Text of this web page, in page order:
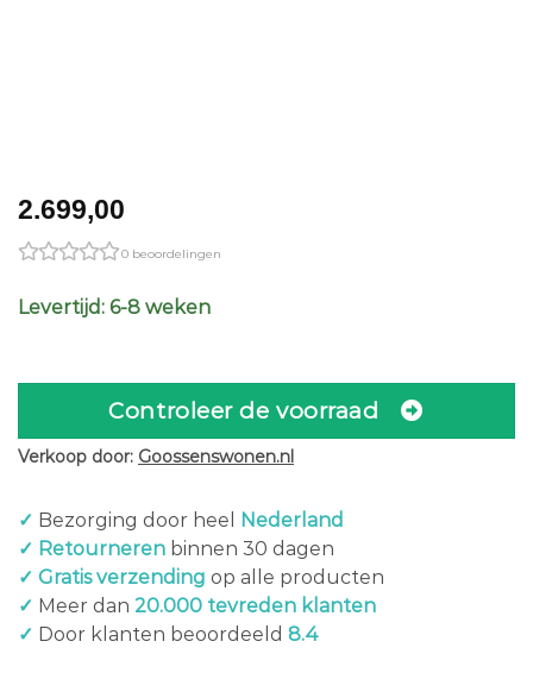
2.699,00
0 beoordelingen
Levertijd: 6-8 weken
Controleer de voorraad
Verkoop door: Goossenswonen.nl
✓ Bezorging door heel
Nederland
✓ Retourneren binnen 30 dagen
✓ Gratis verzending op alle producten
✓ Meer dan 20.000 tevreden klanten
✓ Door klanten beoordeeld 8.4